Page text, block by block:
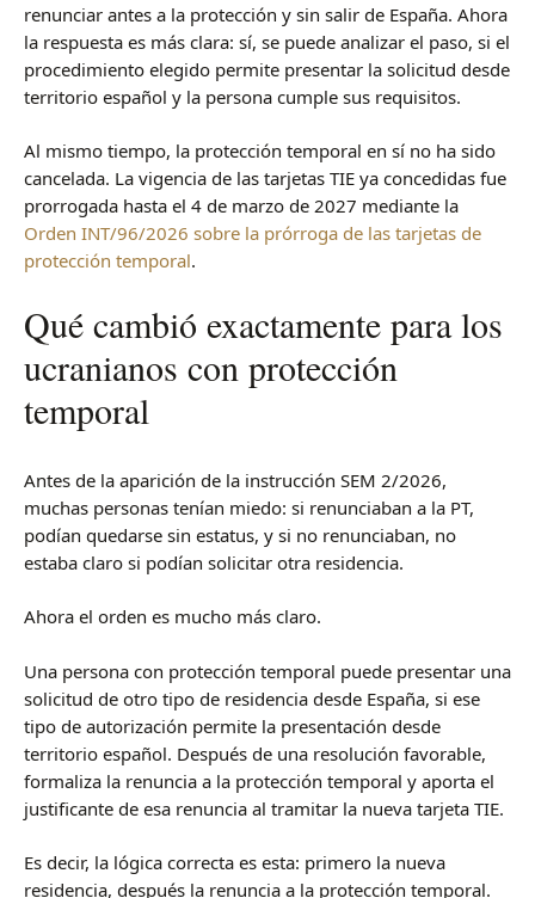
renunciar antes a la protección y sin salir de España. Ahora
la respuesta es más clara: sí, se puede analizar el paso, si el
procedimiento elegido permite presentar la solicitud desde
territorio español y la persona cumple sus requisitos.
Al mismo tiempo, la protección temporal en sí no ha sido
cancelada. La vigencia de las tarjetas TIE ya concedidas fue
prorrogada hasta el 4 de marzo de 2027 mediante la
Orden INT/96/2026 sobre la prórroga de las tarjetas de
protección temporal.
Qué cambió exactamente para los
ucranianos con protección
temporal
Antes de la aparición de la instrucción SEM 2/2026,
muchas personas tenían miedo: si renunciaban a la PT,
podían quedarse sin estatus, y si no renunciaban, no
estaba claro si podían solicitar otra residencia.
Ahora el orden es mucho más claro.
Una persona con protección temporal puede presentar una
solicitud de otro tipo de residencia desde España, si ese
tipo de autorización permite la presentación desde
territorio español. Después de una resolución favorable,
formaliza la renuncia a la protección temporal y aporta el
justificante de esa renuncia al tramitar la nueva tarjeta TIE.
Es decir, la lógica correcta es esta: primero la nueva
residencia, después la renuncia a la protección temporal.